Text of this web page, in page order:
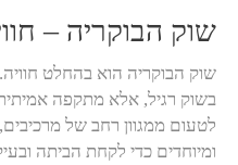
שוק הבוקריה –
שוק הבוקריה הוא בהחלט
בשוק רגיל, אלא מתקפה
לטעום ממגוון רחב של
ומיוחדים כדי לקחת הביתה